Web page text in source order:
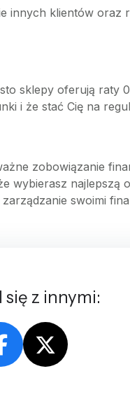
innych klientów oraz
sklepy oferują raty
i że stać Cię na
zobowiązanie
wybierasz najlepszą
swoimi
się z innymi: